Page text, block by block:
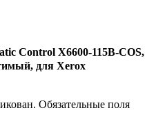
Control X6600-115B-COS,
для Xerox
Обязательные поля